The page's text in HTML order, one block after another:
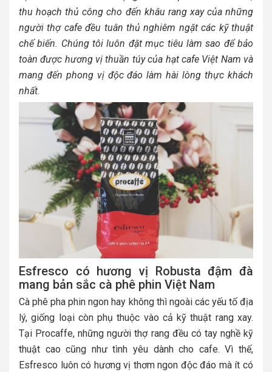
thu hoạch thủ công cho đến khâu rang xay của những
người thợ cafe đều tuân thủ nghiêm ngặt các kỹ thuật
chế biến. Chúng tôi luôn đặt mục tiêu làm sao để bảo
toàn được hương vị thuần túy của hạt cafe Việt Nam và
mang đến phong vị độc đáo làm hài lòng thực khách
nhất.
Esfresco có hương vị Robusta đậm đà
mang bản sắc cà phê phin Việt Nam
Cà phê pha phin ngon hay không thì ngoài các yếu tố địa
lý, giống loại còn phụ thuộc vào cả kỹ thuật rang xay.
Tại Procaffe, những người thợ rang đều có tay nghề kỹ
thuật cao cũng như tình yêu dành cho cafe. Vì thế,
Esfresco luôn có hương vị thơm ngon độc đáo mà ít có